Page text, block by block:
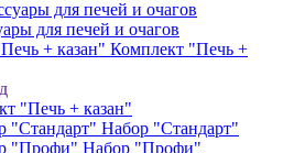
для печей и очагов
Комплект "Печь +
"Печь + казан"
Набор "Стандарт"
Набор "Профи"